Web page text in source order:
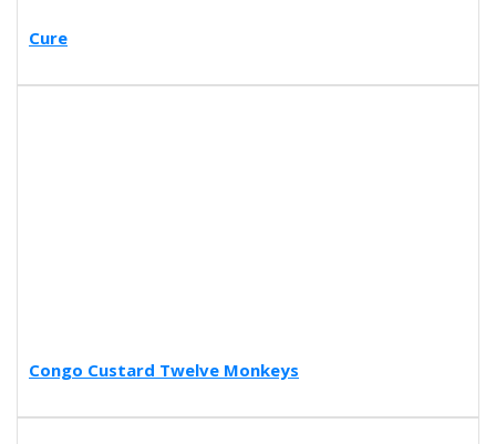
Cure
Congo Custard Twelve Monkeys